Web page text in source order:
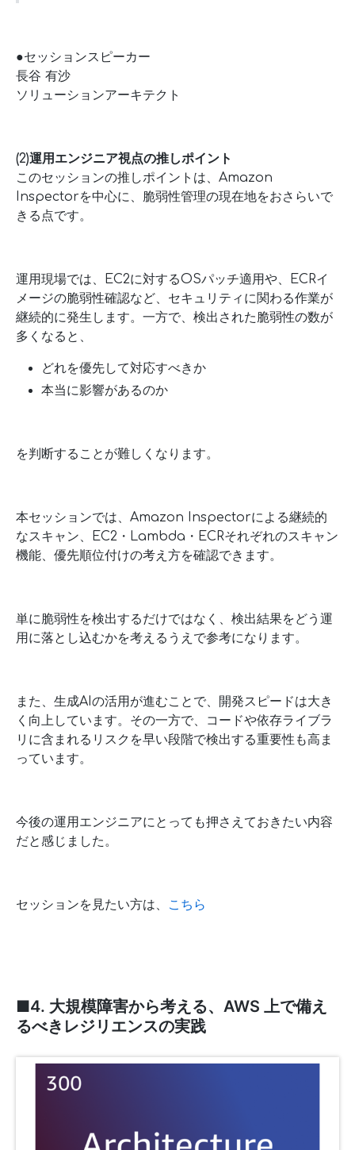
●セッションスピーカー
長谷 有沙
ソリューションアーキテクト
(2)運用エンジニア視点の推しポイント
このセッションの推しポイントは、Amazon
Inspectorを中心に、脆弱性管理の現在地をおさらいで
きる点です。
運用現場では、EC2に対するOSパッチ適用や、ECRイ
メージの脆弱性確認など、セキュリティに関わる作業が
継続的に発生します。一方で、検出された脆弱性の数が
多くなると、
どれを優先して対応すべきか
本当に影響があるのか
を判断することが難しくなります。
本セッションでは、Amazon Inspectorによる継続的
なスキャン、EC2・Lambda・ECRそれぞれのスキャン
機能、優先順位付けの考え方を確認できます。
単に脆弱性を検出するだけではなく、検出結果をどう運
用に落とし込むかを考えるうえで参考になります。
また、生成AIの活用が進むことで、開発スピードは大き
く向上しています。その一方で、コードや依存ライブラ
リに含まれるリスクを早い段階で検出する重要性も高ま
っています。
今後の運用エンジニアにとっても押さえておきたい内容
だと感じました。
セッションを見たい方は、 こちら
■4. 大規模障害から考える、AWS 上で備え
るべきレジリエンスの実践